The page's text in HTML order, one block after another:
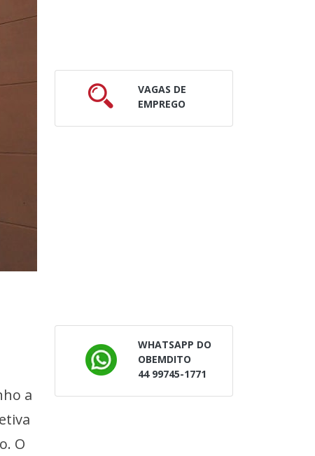
a
O
VAGAS DE
EMPREGO
WHATSAPP DO
OBEMDITO
44 99745-1771